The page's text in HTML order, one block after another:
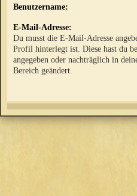
Benutzername:
E-Mail-Adresse:
Du musst die E-Mail-Adresse
Profil hinterlegt ist. Diese hast du
angegeben oder nachträglich in
Bereich geändert.